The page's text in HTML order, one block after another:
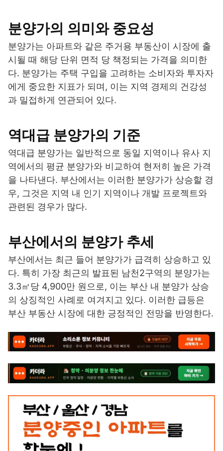
분양가의 의미와 중요성
분양가는 아파트와 같은 주거용 부동산이 시장에 출
시될 때 해당 단위 면적 당 책정되는 가격을 의미한
다. 분양가는 주택 구입을 고려하는 소비자와 투자자
에게 중요한 지표가 되며, 이는 지역 경제의 건강성
과 밀접하게 연관되어 있다.
역대급 분양가의 기준
역대급 분양가는 일반적으로 동일 지역이나 유사 지
역에서의 평균 분양가와 비교하여 현저히 높은 가격
을 나타낸다. 부산에서는 이러한 분양가가 상승할 경
우, 그것은 지역 내 인기 지역이나 개발 프로젝트와
관련된 경우가 많다.
부산에서의 분양가 추세
부산에서는 최근 들어 분양가가 급격히 상승하고 있
다. 특히 가장 최근의 발표된 남천2구역의 분양가는
3.3㎡당 4,900만 원으로, 이는 부산 내 분양가 상승
의 상징적인 사례로 여겨지고 있다. 이러한 급등은
부산 부동산 시장에 대한 긍정적인 전망을 반영한다.